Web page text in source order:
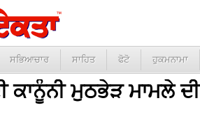
ਸਭਿਆਚਾਰ ਸਾਹਿਤ ਫੋਟੋ ਹੁਕਮਨਾਮਾ
ਕਾਨੂੰਨੀ ਮੁਠਭੇੜ ਮਾਮਲੇ